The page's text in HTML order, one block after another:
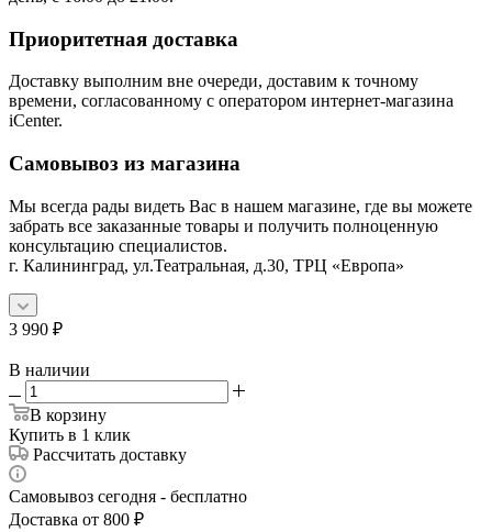
Приоритетная доставка
Доставку выполним вне очереди, доставим к точному
времени, согласованному с оператором интернет-магазина
iCenter.
Самовывоз из магазина
Мы всегда рады видеть Вас в нашем магазине, где вы можете
забрать все заказанные товары и получить полноценную
консультацию специалистов.
г. Калининград, ул.Театральная, д.30, ТРЦ «Европа»
3 990 ₽
В наличии
В корзину
Купить в 1 клик
Рассчитать доставку
Самовывоз сегодня - бесплатно
Доставка от 800 ₽